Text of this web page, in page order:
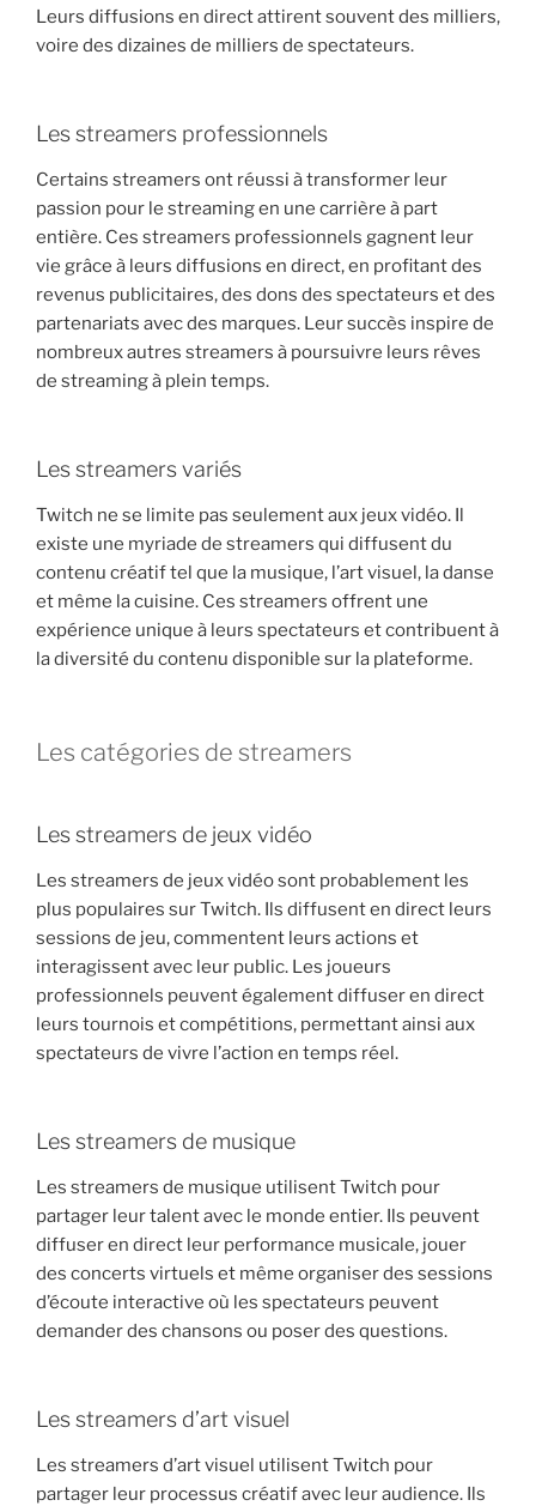
Leurs diffusions en direct attirent souvent des milliers,
voire des dizaines de milliers de spectateurs.
Les streamers professionnels
Certains streamers ont réussi à transformer leur
passion pour le streaming en une carrière à part
entière. Ces streamers professionnels gagnent leur
vie grâce à leurs diffusions en direct, en profitant des
revenus publicitaires, des dons des spectateurs et des
partenariats avec des marques. Leur succès inspire de
nombreux autres streamers à poursuivre leurs rêves
de streaming à plein temps.
Les streamers variés
Twitch ne se limite pas seulement aux jeux vidéo. Il
existe une myriade de streamers qui diffusent du
contenu créatif tel que la musique, l’art visuel, la danse
et même la cuisine. Ces streamers offrent une
expérience unique à leurs spectateurs et contribuent à
la diversité du contenu disponible sur la plateforme.
Les catégories de streamers
Les streamers de jeux vidéo
Les streamers de jeux vidéo sont probablement les
plus populaires sur Twitch. Ils diffusent en direct leurs
sessions de jeu, commentent leurs actions et
interagissent avec leur public. Les joueurs
professionnels peuvent également diffuser en direct
leurs tournois et compétitions, permettant ainsi aux
spectateurs de vivre l’action en temps réel.
Les streamers de musique
Les streamers de musique utilisent Twitch pour
partager leur talent avec le monde entier. Ils peuvent
diffuser en direct leur performance musicale, jouer
des concerts virtuels et même organiser des sessions
d’écoute interactive où les spectateurs peuvent
demander des chansons ou poser des questions.
Les streamers d’art visuel
Les streamers d’art visuel utilisent Twitch pour
partager leur processus créatif avec leur audience. Ils